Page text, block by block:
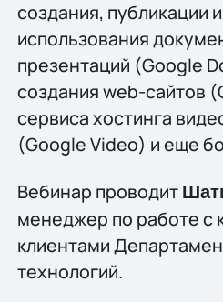
создания, публикации
использования
презентаций (Google
создания web-сайтов
сервиса хостинга
(Google Video) и еще
Вебинар проводит
менеджер по работе с
клиентами
технологий.